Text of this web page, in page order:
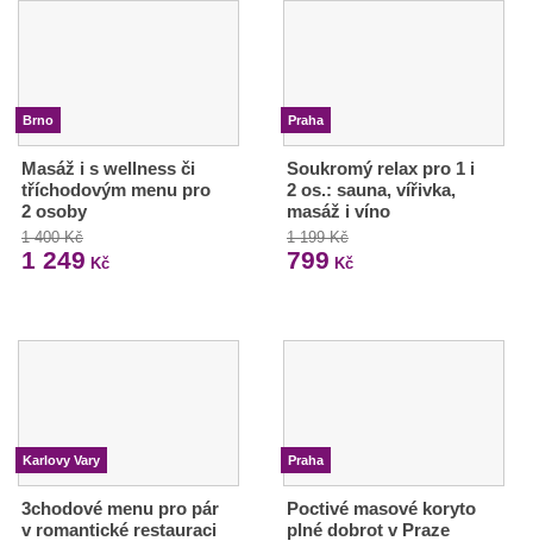
Brno
Masáž i s wellness či
tříchodovým menu pro
2 osoby
1 400 Kč
1 249 Kč
Praha
Soukromý relax pro 1 i
2 os.: sauna, vířivka,
masáž i víno
1 199 Kč
799 Kč
Karlovy Vary
3chodové menu pro pár
v romantické restauraci
Praha
Poctivé masové koryto
plné dobrot v Praze